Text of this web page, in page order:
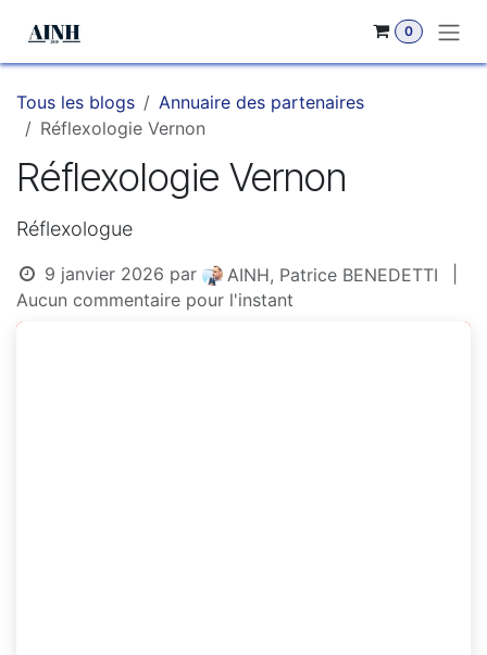
0
Tous les blogs
Annuaire des partenaires
Réflexologie Vernon
Réflexologie Vernon
Réflexologue
9 janvier 2026 par AINH, Patrice BENEDETTI
Aucun commentaire pour l'instant